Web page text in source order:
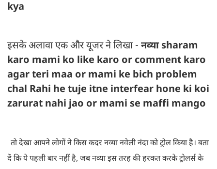
kya
इसके अलावा एक और यूजर ने लिखा - नव्या sharam
karo mami ko like karo or comment karo
agar teri maa or mami ke bich problem
chal Rahi he tuje itne interfear hone ki koi
zarurat nahi jao or mami se maffi mango
तो देखा आपने लोगों ने किस कदर नव्या नवेली नंदा को ट्रोल किया है। बता
दें कि ये पहली बार नहीं है, जब नव्या इस तरह की हरकत करके ट्रोलर्स के